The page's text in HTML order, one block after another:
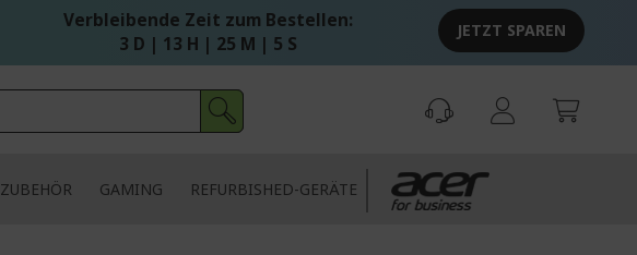
Verbleibende Zeit zum Bestellen:
3 D | 13 H | 25 M | 4 S
JETZT SPAREN
ZUBEHÖR GAMING REFURBISHED-GERÄTE